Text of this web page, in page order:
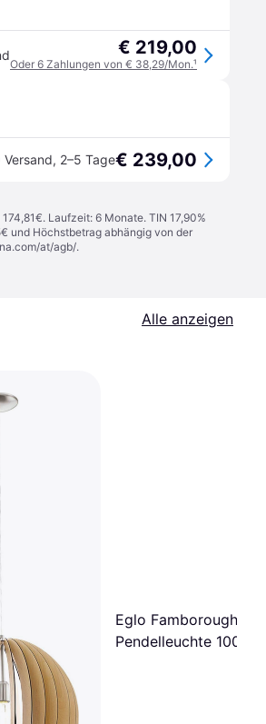
€ 219,00
Oder 6 Zahlungen von € 38,29/Mon.¹
, 2–5 Tage€ 239,00
Laufzeit: 6 Monate. TIN 17,90%
und Höchstbetrag abhängig von der
at/agb/.
Alle anzeigen
Eglo Famborough
Pendelleuchte 100cm